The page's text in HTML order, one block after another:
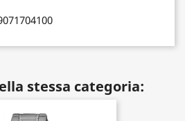
stessa categoria: